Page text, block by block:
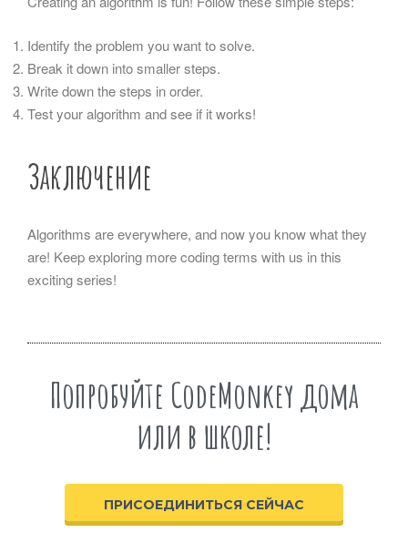
Identify the problem you want to solve.
Break it down into smaller steps.
Write down the steps in order.
Test your algorithm and see if it works!
Заключение
Algorithms are everywhere, and now you know what they
are! Keep exploring more coding terms with us in this
exciting series!
Попробуйте CodeMonkey дома
или в школе!
ПРИСОЕДИНИТЬСЯ СЕЙЧАС